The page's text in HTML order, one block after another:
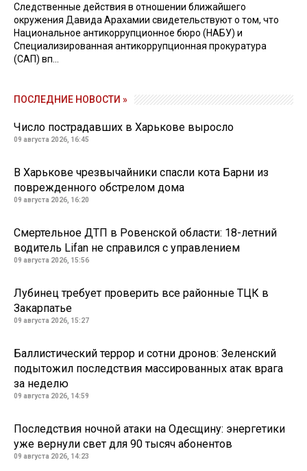
Следственные действия в отношении ближайшего
окружения Давида Арахамии свидетельствуют о том, что
Национальное антикоррупционное бюро (НАБУ) и
Специализированная антикоррупционная прокуратура
(САП) вп...
ПОСЛЕДНИЕ НОВОСТИ »
Число пострадавших в Харькове выросло
09 августа 2026, 16:45
В Харькове чрезвычайники спасли кота Барни из
поврежденного обстрелом дома
09 августа 2026, 16:20
Смертельное ДТП в Ровенской области: 18-летний
водитель Lifan не справился с управлением
09 августа 2026, 15:56
Лубинец требует проверить все районные ТЦК в
Закарпатье
09 августа 2026, 15:27
Баллистический террор и сотни дронов: Зеленский
подытожил последствия массированных атак врага
за неделю
09 августа 2026, 14:59
Последствия ночной атаки на Одесщину: энергетики
уже вернули свет для 90 тысяч абонентов
09 августа 2026, 14:23